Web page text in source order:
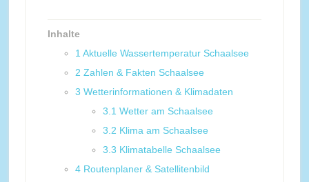
Inhalte
1 Aktuelle Wassertemperatur Schaalsee
2 Zahlen & Fakten Schaalsee
3 Wetterinformationen & Klimadaten
3.1 Wetter am Schaalsee
3.2 Klima am Schaalsee
3.3 Klimatabelle Schaalsee
4 Routenplaner & Satellitenbild